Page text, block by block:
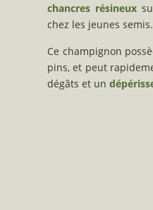
chancres résineux
chez les jeunes semis.
Ce champignon
pins, et peut
dégâts et un